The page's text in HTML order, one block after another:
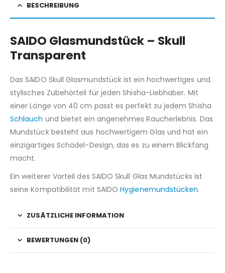
BESCHREIBUNG
SAIDO Glasmundstück – Skull
Transparent
Das SAIDO Skull Glasmundstück ist ein hochwertiges und
stylisches Zubehörteil für jeden Shisha-Liebhaber. Mit
einer Länge von 40 cm passt es perfekt zu jedem Shisha
Schlauch und bietet ein angenehmes Raucherlebnis. Das
Mundstück besteht aus hochwertigem Glas und hat ein
einzigartiges Schädel-Design, das es zu einem Blickfang
macht.
Ein weiterer Vorteil des SAIDO Skull Glas Mundstücks ist
seine Kompatibilität mit SAIDOHygienemundstücken.
ZUSÄTZLICHE INFORMATION
BEWERTUNGEN (0)